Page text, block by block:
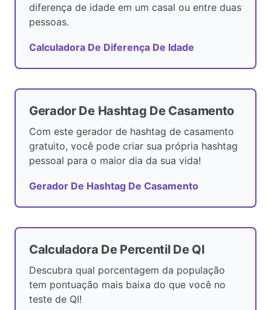
diferença de idade em um casal ou entre duas
pessoas.
Calculadora De Diferença De Idade
Gerador De Hashtag De Casamento
Com este gerador de hashtag de casamento
gratuito, você pode criar sua própria hashtag
pessoal para o maior dia da sua vida!
Gerador De Hashtag De Casamento
Calculadora De Percentil De QI
Descubra qual porcentagem da população
tem pontuação mais baixa do que você no
teste de QI!